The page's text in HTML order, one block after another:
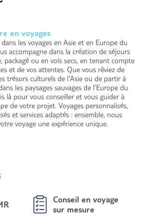
en voyages
dans les voyages en Asie et en Europe du
accompagne dans la création de séjours
packagé ou en vols secs, en tenant compte
et de vos attentes. Que vous rêviez de
trésors culturels de l'Asie ou de partir à
les paysages sauvages de l’Europe du
là pour vous conseiller et vous guider à
de votre projet. Voyages personnalisés,
et services adaptés : ensemble, nous
voyage une expérience unique.
Conseil en voyage
sur mesure